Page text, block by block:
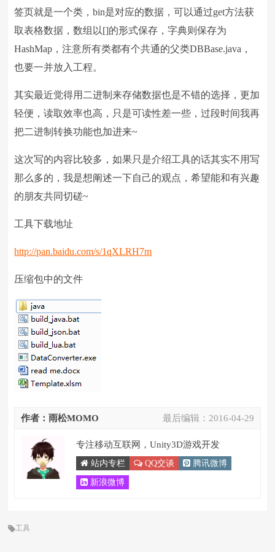
签页就是一个类，bin是对应的数据，可以通过get方法获
取表格数据，数组以[]的形式保存，字典则保存为
HashMap，注意所有类都有个共通的父类DBBase.java，
也要一并放入工程。
其实最近觉得用二进制来存储数据也是不错的选择，更加
轻便，读取效率也高，只是可读性差一些，过段时间我再
把二进制转换功能也加进来~
这次写的内容比较多，如果只是介绍工具的话其实不用写
那么多的，我是想阐述一下自己的观点，希望能和有兴趣
的朋友共同切磋~
工具下载地址
http://pan.baidu.com/s/1qXLRH7m
压缩包中的文件
最后编辑： 2016-04-29
作者：雨松MOMO
专注移动互联网，Unity3D游戏开发
站内专栏 QQ交谈 腾讯微博
新浪微博
工具